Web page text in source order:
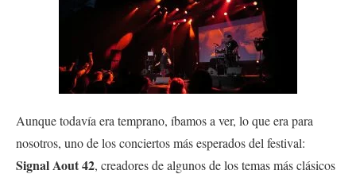
Aunque todavía era temprano, íbamos a ver, lo que era para
nosotros, uno de los conciertos más esperados del festival:
Signal Aout 42, creadores de algunos de los temas más clásicos